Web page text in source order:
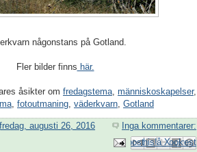
någonstans på Gotland.
Fler bilder finns här.
åsikter om fredagstema, människoskapelser,
, fotoutmaning, väderkvarn, Gotland
fredag, augusti 26, 2016
Inga kommentarer:
Skicka med e-post
BlogThis!
Dela på X
Dela på Facebook
Dela på Pinterest